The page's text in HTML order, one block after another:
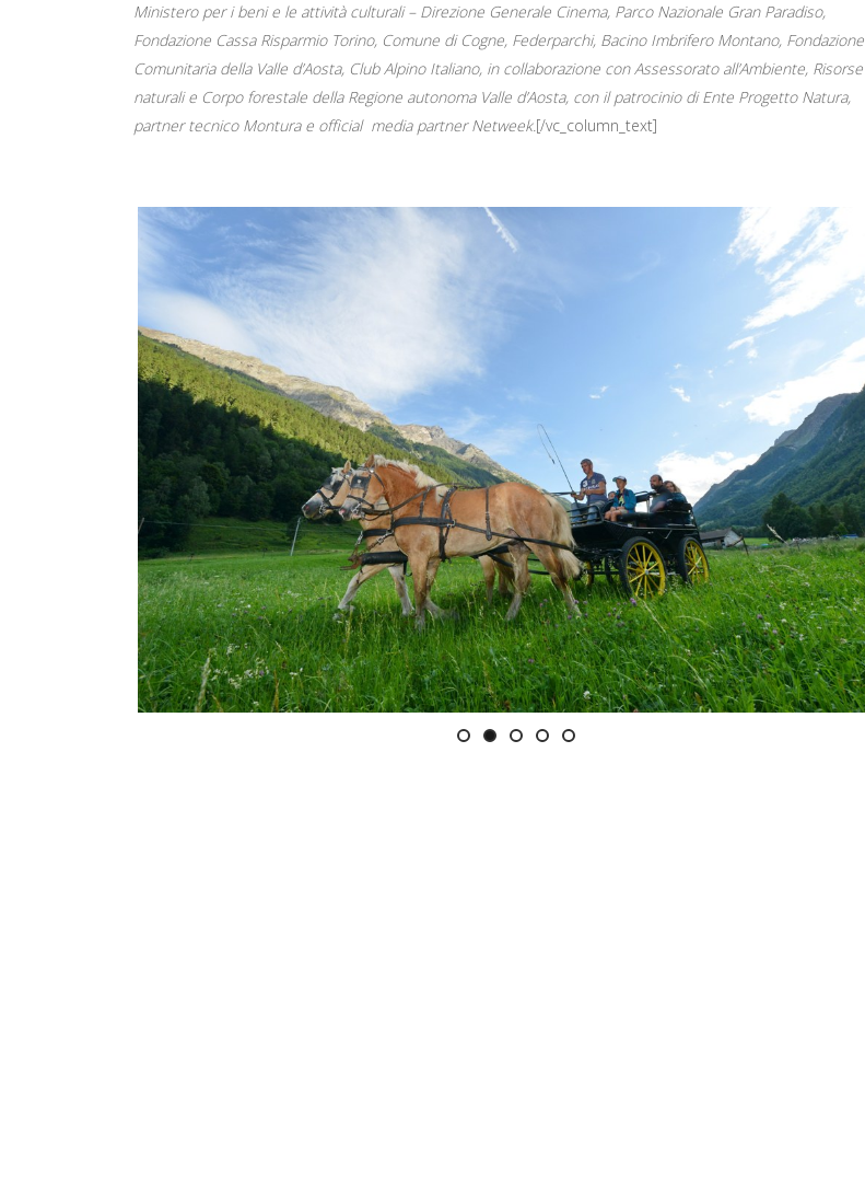
Ministero per i beni e le attività culturali – Direzione Generale Cinema, Parco Nazionale Gran Paradiso,
Fondazione Cassa Risparmio Torino, Comune di Cogne, Federparchi, Bacino Imbrifero Montano, Fondazione
Comunitaria della Valle d’Aosta, Club Alpino Italiano, in collaborazione con Assessorato all’Ambiente, Risorse
naturali e Corpo forestale della Regione autonoma Valle d’Aosta, con il patrocinio di Ente Progetto Natura,
partner tecnico Montura e official media partner Netweek.[/vc_column_text]